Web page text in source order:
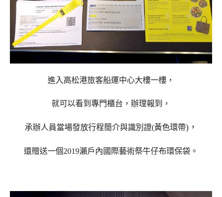
進入高松港旅客船運中心大樓一樓，
就可以看到專門櫃台，辦理報到，
承辦人員當場發放行程簡介與識別證(黃色環帶)，
還贈送一個2019瀨戶內國際藝術祭牛仔布環保袋。